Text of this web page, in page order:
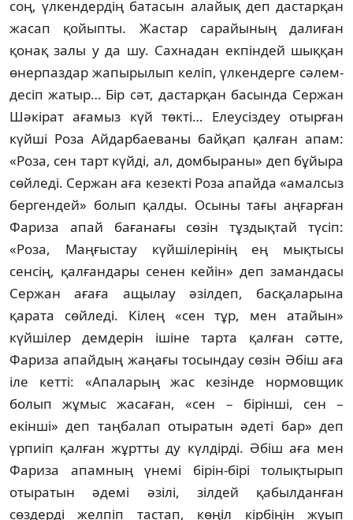
соң, үлкен­дердің батасын алайық деп дастарқан
жасап қойыпты. Жастар сарайының далиған
қонақ залы у да шу. Сахнадан екпіндей шыққан
өнер­паздар жапырылып келіп, үлкендерге сә­лем­
десіп жатыр… Бір сәт, дастарқан басын­да Сержан
Шәкірат ағамыз күй төкті… Елеу­сіздеу отырған
күйші Роза Айдарбаеваны бай­қап қалған апам:
«Роза, сен тарт күйді, ал, дом­быраны» деп бұйыра
сөйледі. Сержан аға ке­зекті Роза апайда «амалсыз
бергендей» бо­лып қалды. Осыны тағы аңғарған
Фариза апай бағанағы сөзін тұздықтай түсіп:
«Роза, Маң­ғыстау күйшілерінің ең мықтысы
сенсің, қалғандары сенен кейін» деп замандасы
Сержан ағаға ащылау әзілдеп, басқаларына
қарата сөйледі. Кілең «сен тұр, мен атайын»
күйшілер демдерін ішіне тарта қалған сәтте,
Фариза апайдың жаңағы тосындау сөзін Әбіш аға
іле кетті: «Апаларың жас кезінде нор­мовщик
болып жұмыс жасаған, «сен – бірін­ші, сен –
екінші» деп таңбалап отыратын әдеті бар» деп
үрпиіп қалған жұртты ду күлдірді. Әбіш аға мен
Фариза апамның үнемі бірін-бірі толықтырып
отыратын әдемі әзілі, зілдей қабылданған
сөздерді желпіп тастап, көңіл кірбіңін жуып